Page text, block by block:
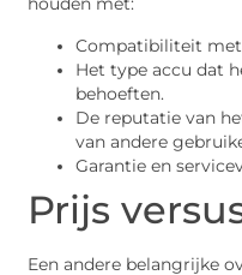
Compatibiliteit
Het type accu dat
behoeften.
De reputatie van
van andere
Garantie en
Prijs
Een andere belangrijke